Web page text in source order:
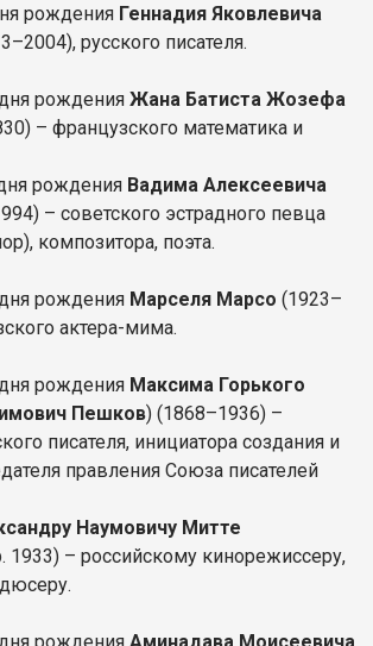
рождения Геннадия Яковлевича
русского писателя.
рождения Жана Батиста Жозефа
– французского математика и
рождения Вадима Алексеевича
– советского эстрадного певца
композитора, поэта.
рождения Марселя Марсо (1923–
актера-мима.
рождения Максима Горького
Пешков) (1868–1936) –
писателя, инициатора создания и
правления Союза писателей
Наумовичу Митте
1933) – российскому кинорежиссеру,